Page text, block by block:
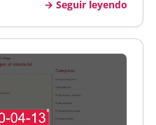
Seguir leyendo